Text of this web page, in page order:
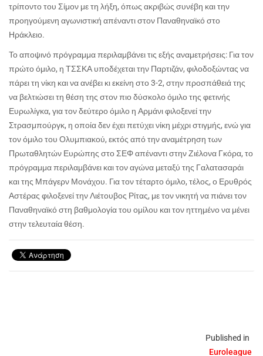
Published in
Euroleague
τρίποντο του Σίμον με τη λήξη, όπως ακριβώς συνέβη και την
προηγούμενη αγωνιστική απέναντι στον Παναθηναϊκό στο
Ηράκλειο.
Το αποψινό πρόγραμμα περιλαμβάνει τις εξής αναμετρήσεις: Για τον
πρώτο όμιλο, η ΤΣΣΚΑ υποδέχεται την Παρτιζάν, φιλοδοξώντας να
πάρει τη νίκη και να ανέβει κι εκείνη στο 3-2, στην προσπάθειά της
να βελτιώσει τη θέση της στον πιο δύσκολο όμιλο της φετινής
Ευρωλίγκα, για τον δεύτερο όμιλο η Αρμάνι φιλοξενεί την
Στρασμπούργκ, η οποία δεν έχει πετύχει νίκη μέχρι στιγμής, ενώ για
τον όμιλο του Ολυμπιακού, εκτός από την αναμέτρηση των
Πρωταθλητών Ευρώπης στο ΣΕΦ απέναντι στην Ζιέλονα Γκόρα, το
πρόγραμμα περιλαμβάνει και τον αγώνα μεταξύ της Γαλατασαράι
και της Μπάγερν Μονάχου. Για τον τέταρτο όμιλο, τέλος, ο Ερυθρός
Αστέρας φιλοξενεί την Λιέτουβος Ρίτας, με τον νικητή να πιάνει τον
Παναθηναϊκό στη βαθμολογία του ομίλου και τον ηττημένο να μένει
στην τελευταία θέση.